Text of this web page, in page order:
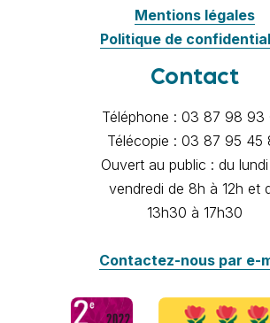
Mentions légales
Politique de
Contact
Téléphone : 03 87 98 93
Télécopie : 03 87 95 45
Ouvert au public : du
vendredi de 8h à 12h et
13h30 à 17h30
Contactez-nous par e-